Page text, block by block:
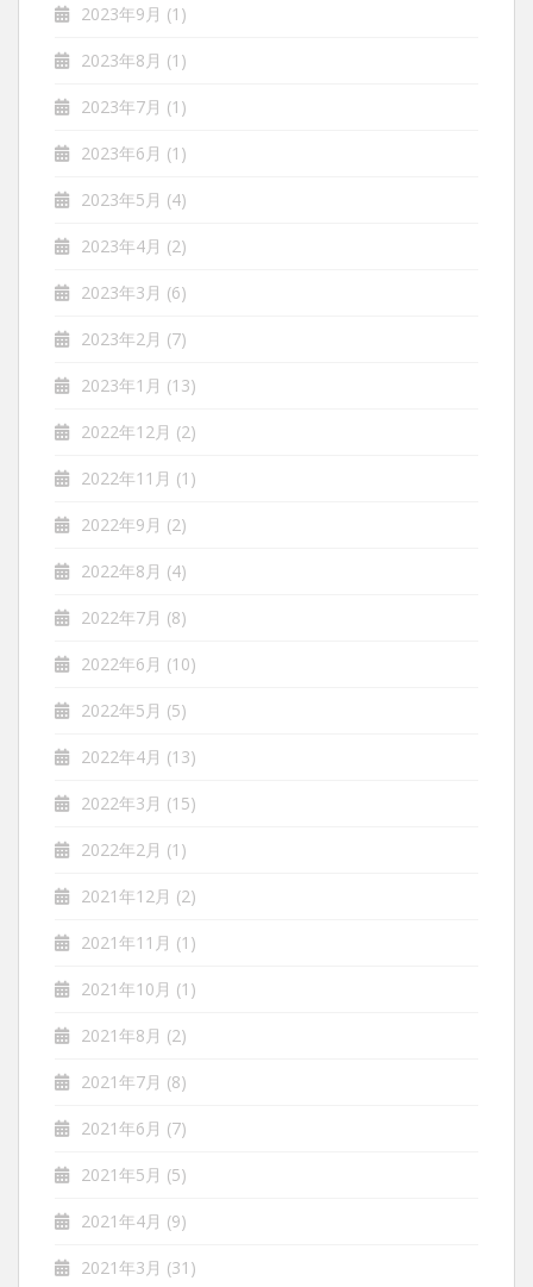
2023年9月 (1)
2023年8月 (1)
2023年7月 (1)
2023年6月 (1)
2023年5月 (4)
2023年4月 (2)
2023年3月 (6)
2023年2月 (7)
2023年1月 (13)
2022年12月 (2)
2022年11月 (1)
2022年9月 (2)
2022年8月 (4)
2022年7月 (8)
2022年6月 (10)
2022年5月 (5)
2022年4月 (13)
2022年3月 (15)
2022年2月 (1)
2021年12月 (2)
2021年11月 (1)
2021年10月 (1)
2021年8月 (2)
2021年7月 (8)
2021年6月 (7)
2021年5月 (5)
2021年4月 (9)
2021年3月 (31)